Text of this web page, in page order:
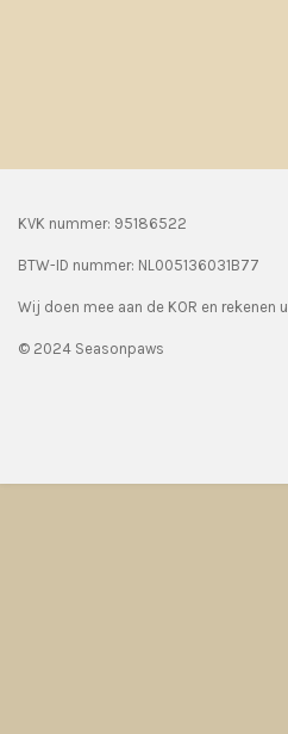
KVK nummer: 95186522
BTW-ID nummer: NL005136031B77
Wij doen mee aan de KOR en rekenen
© 2024 Seasonpaws